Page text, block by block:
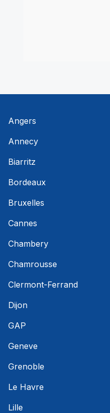
Angers
Annecy
Biarritz
Bordeaux
Bruxelles
Cannes
Chambery
Chamrousse
Clermont-Ferrand
Dijon
GAP
Geneve
Grenoble
Le Havre
Lille